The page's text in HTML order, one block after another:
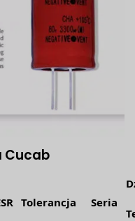
Cucab
Tolerancja Seria